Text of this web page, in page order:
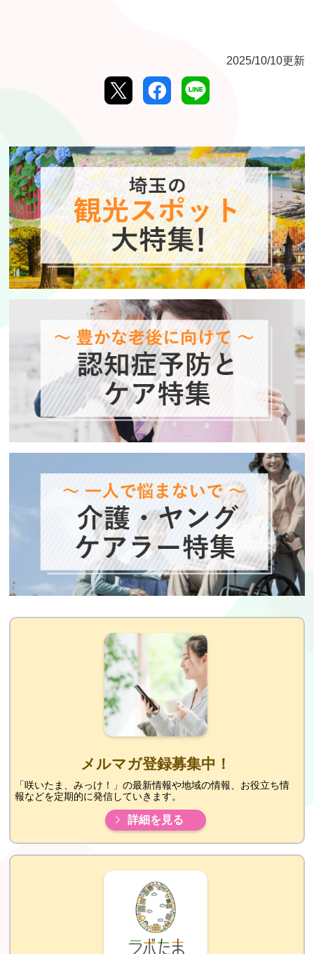
2025/10/10更新
メルマガ登録募集中！
「咲いたま、みっけ！」の最新情報や地域の情報、お役立ち情
報などを定期的に発信していきます。
詳細を見る